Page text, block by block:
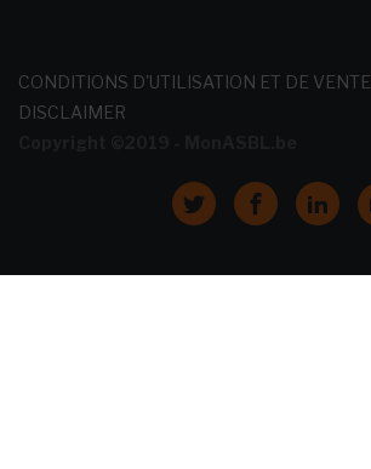
CONDITIONS D'UTILISATION ET DE VENTE
DISCLAIMER